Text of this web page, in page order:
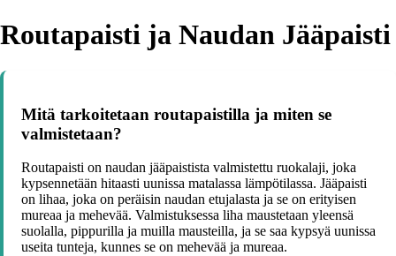
Routapaisti ja Naudan Jääpaisti
Mitä tarkoitetaan routapaistilla ja miten se
valmistetaan?
Routapaisti on naudan jääpaistista valmistettu ruokalaji, joka
kypsennetään hitaasti uunissa matalassa lämpötilassa. Jääpaisti
on lihaa, joka on peräisin naudan etujalasta ja se on erityisen
mureaa ja mehevää. Valmistuksessa liha maustetaan yleensä
suolalla, pippurilla ja muilla mausteilla, ja se saa kypsyä uunissa
useita tunteja, kunnes se on mehevää ja mureaa.